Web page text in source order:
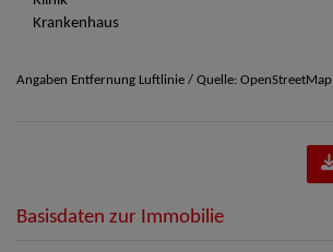
Krankenhaus
Angaben Entfernung Luftlinie / Quelle: OpenStreetMap
Basisdaten zur Immobilie